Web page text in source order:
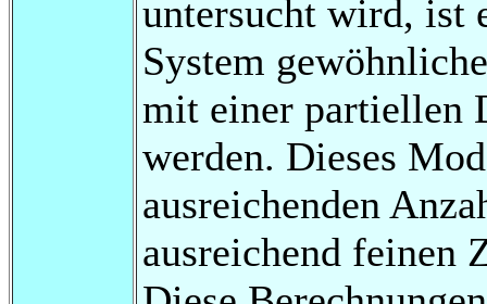
untersucht wird, ist
System
mit einer partiellen
werden. Dieses
ausreichenden
ausreichend feinen